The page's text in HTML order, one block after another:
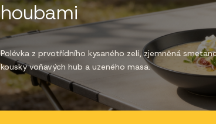
houbami
Polévka z prvotřídního kysaného zelí, zjemněná
kousky voňavých hub a uzeného masa.